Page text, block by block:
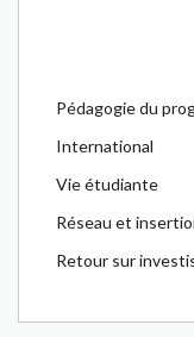
Pédagogie du
International
Vie étudiante
Réseau et
Retour sur